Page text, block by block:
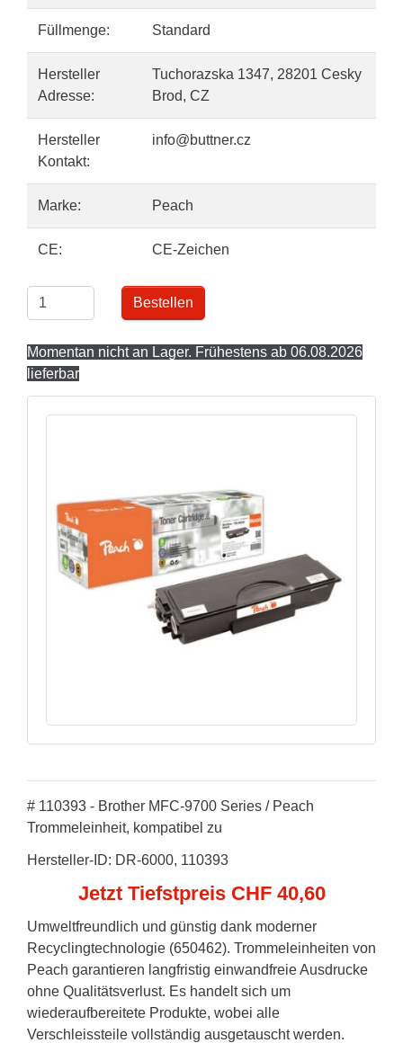
Füllmenge: Standard
Hersteller
Adresse:
Tuchorazska 1347, 28201 Cesky
Brod, CZ
Hersteller
Kontakt:
info@buttner.cz
Marke: Peach
CE: CE-Zeichen
Bestellen
Momentan nicht an Lager. Frühestens ab 06.08.2026
lieferbar
# 110393 - Brother MFC-9700 Series / Peach
Trommeleinheit, kompatibel zu
Hersteller-ID: DR-6000, 110393
Jetzt Tiefstpreis CHF 40,60
Umweltfreundlich und günstig dank moderner
Recyclingtechnologie (650462). Trommeleinheiten von
Peach garantieren langfristig einwandfreie Ausdrucke
ohne Qualitätsverlust. Es handelt sich um
wiederaufbereitete Produkte, wobei alle
Verschleissteile vollständig ausgetauscht werden.